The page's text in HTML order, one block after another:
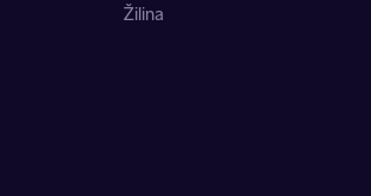
Žilina